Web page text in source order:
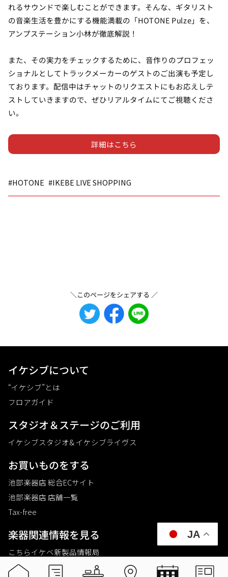
れるサウンドで楽しむことができます。そんな、ギタリスト
の音楽生活を豊かにする機能満載の「HOTONE Pulze」を、
アンプステーション小林が徹底解説！
また、その実力をチェックするために、音作りのプロフェッ
ショナルとしてトラックメーカーのゲストのご出演も予定し
ております。配信中はチャットのリクエストにもお応えしテ
ストしていきますので、ぜひリアルタイムにてご視聴くださ
い。
詳細はこちら
#HOTONE #IKEBE LIVE SHOPPING
＼このページをシェアする ／
イケシブについて
“イケシブ”とは
フロアガイド
スタジオ＆ステージのご利⽤
イケシブスタジオ& イケシブライヴス
お買いものをする
池部楽器店 総合ECサイト
池部楽器店 店舗一覧
Tax-free
楽器関連情報を見る
こちらイケベ新製品情報局
Ikebe Channel
JA